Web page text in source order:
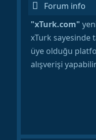
Forum info
"xTurk.com"
xTurk sayesinde
üye olduğu
alışverişi